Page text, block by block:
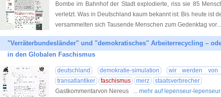
Bombe im Bahnhof der Stadt explodierte, riss sie 85
verletzt. Was in Deutschland kaum bekannt ist: Bis heute ist
versammelten sich Tausende Menschen zum Gedenktag vor
"Verräterbundesländer" und "demokratisches" Arbeiterrecycling –
in den Globalen Faschismus
deutschland demokratie-simulation
wir werden von
transatlantiker
faschismus merz
staatsverbrecher
Gastkommentarvon Nereus ... mehr auf lepenseur-